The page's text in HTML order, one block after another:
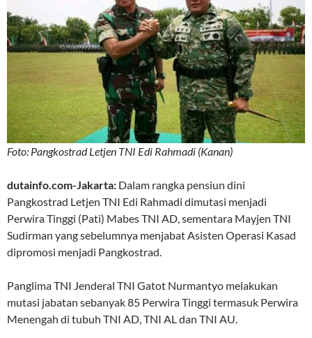
Foto: Pangkostrad Letjen TNI Edi Rahmadi (Kanan)
dutainfo.com-Jakarta: Dalam rangka pensiun dini
Pangkostrad Letjen TNI Edi Rahmadi dimutasi menjadi
Perwira Tinggi (Pati) Mabes TNI AD, sementara Mayjen TNI
Sudirman yang sebelumnya menjabat Asisten Operasi Kasad
dipromosi menjadi Pangkostrad.
Panglima TNI Jenderal TNI Gatot Nurmantyo melakukan
mutasi jabatan sebanyak 85 Perwira Tinggi termasuk Perwira
Menengah di tubuh TNI AD, TNI AL dan TNI AU.